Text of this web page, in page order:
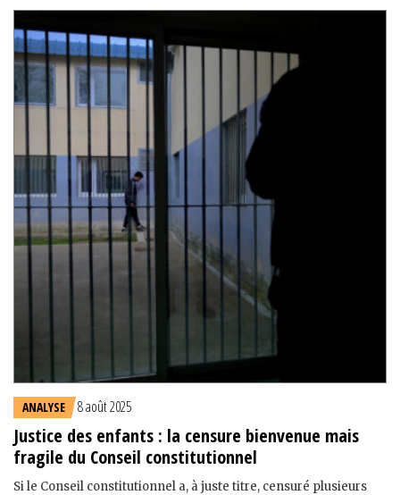
ANALYSE 8 août 2025
Justice des enfants : la censure bienvenue mais
fragile du Conseil constitutionnel
Si le Conseil constitutionnel a, à juste titre, censuré plusieurs